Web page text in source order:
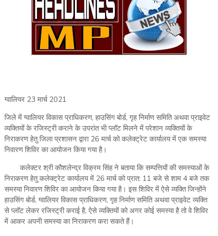
ग्वालियर 23 मार्च 2021
जिले में ग्वालियर विकास प्राधिकरण, हाउसिंग बोर्ड, गृह निर्माण समिति अथवा प्राइवेट
व्यक्तियों के रजिस्ट्री कराने के उपरांत भी प्लॉट मिलने में परेशान व्यक्तियों के
निराकरण हेतु जिला प्रशासन द्वारा 26 मार्च को कलेक्ट्रेट कार्यालय में एक समस्या
निवारण शिविर का आयोजन किया गया है।
कलेक्टर श्री कौशलेन्द्र विक्रम सिंह ने बताया कि सम्पत्तियों की समस्याओं के
निराकरण हेतु कलेक्ट्रेट कार्यालय में 26 मार्च को प्रात: 11 बजे से शाम 4 बजे तक
समस्या निवारण शिविर का आयोजन किया गया है। इस शिविर में ऐसे व्यक्ति जिन्होंने
हाउसिंग बोर्ड, ग्वालियर विकास प्राधिकरण, गृह निर्माण समिति अथवा प्राइवेट व्यक्ति
से प्लॉट लेकर रजिस्ट्री कराई है, ऐसे व्यक्तियों को अगर कोई समस्या है तो वे शिविर
में आकर अपनी समस्या का निराकरण करा सकते हैं।